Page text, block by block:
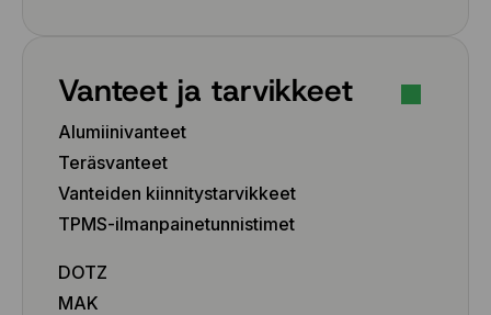
Vanteet ja tarvikkeet
Alumiinivanteet
Teräsvanteet
Vanteiden kiinnitystarvikkeet
TPMS-ilmanpainetunnistimet
DOTZ
MAK